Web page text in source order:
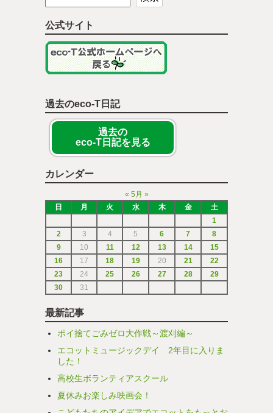
公式サイト
過去のeco-T日記
過去の
eco-T日記を見る
カレンダー
« 5月 »
日
月 火 水 木 金
土
1
2
3 4 5 6 7
8
9
10 11 12 13 14
15
16
17 18 19 20 21
22
23
24 25 26 27 28
29
30
31
最新記事
ポイ捨てごみゼロ大作戦～渡刈編～
エコットミュージックデイ 2年目に入りま
した！
高校生ボランティアスクール
夏休みお楽しみ映画会！